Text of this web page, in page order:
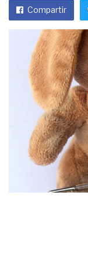
Compartir